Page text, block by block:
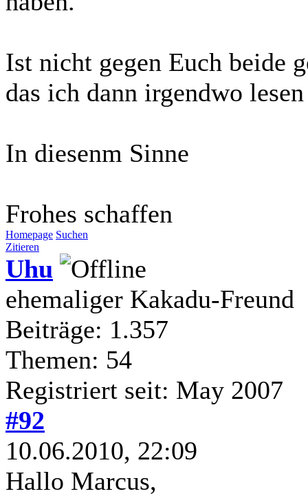
Ist nicht gegen Euch beide
das ich dann irgendwo
In diesenm Sinne
Frohes schaffen
Homepage Suchen
Zitieren
Uhu
ehemaliger Kakadu-Freund
Beiträge: 1.357
Themen: 54
Registriert seit: May 2007
#92
10.06.2010, 22:09
Hallo Marcus,